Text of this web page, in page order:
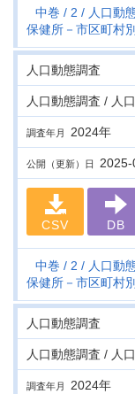
中巻 2
人口動
保健所－市区町村別
人口動態調査
人口動態調査 / 人
調査年月 2024年
公開（更新）日 2025-
CSV DB
中巻 2
人口動
保健所－市区町村別
人口動態調査
人口動態調査 / 人
調査年月 2024年